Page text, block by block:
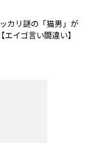
カリ謎の「猫男」が
イゴ言い間違い】